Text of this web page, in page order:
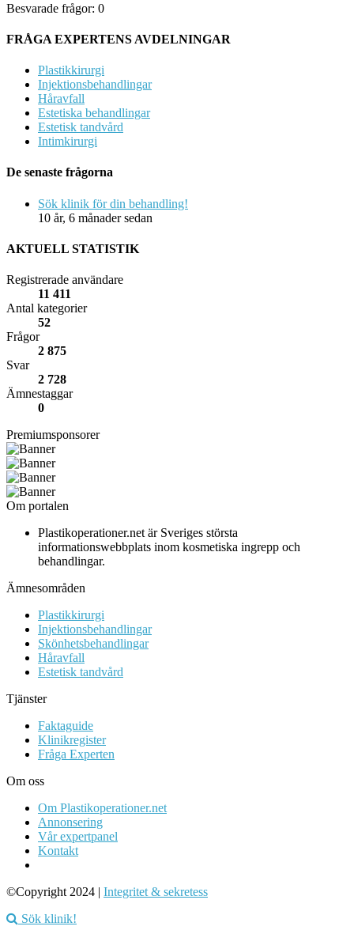
Besvarade frågor: 0
FRÅGA EXPERTENS AVDELNINGAR
Plastikkirurgi
Injektionsbehandlingar
Håravfall
Estetiska behandlingar
Estetisk tandvård
Intimkirurgi
De senaste frågorna
Sök klinik för din behandling!
10 år, 6 månader sedan
AKTUELL STATISTIK
Registrerade användare
11 411
Antal kategorier
52
Frågor
2 875
Svar
2 728
Ämnestaggar
0
Premiumsponsorer
Om portalen
Plastikoperationer.net är Sveriges största
informationswebbplats inom kosmetiska ingrepp och
behandlingar.
Ämnesområden
Plastikkirurgi
Injektionsbehandlingar
Skönhetsbehandlingar
Håravfall
Estetisk tandvård
Tjänster
Faktaguide
Klinikregister
Fråga Experten
Om oss
Om Plastikoperationer.net
Annonsering
Vår expertpanel
Kontakt
©Copyright 2024 | Integritet & sekretess
Sök klinik!